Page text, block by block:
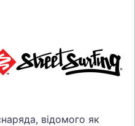
відомого як